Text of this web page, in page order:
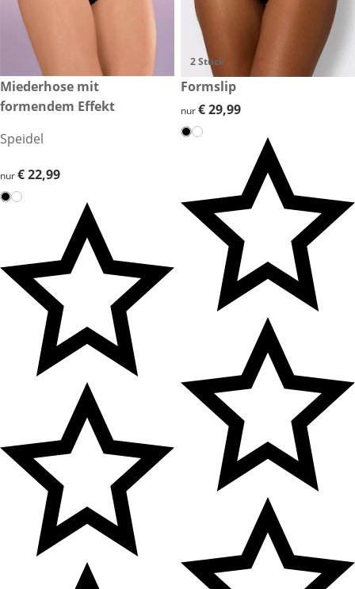
€ 22,99
Miederhose mit
formendem Effekt
Speidel
€ 22,99
nur€ 22,99
2 Stück
€ 29,99
Formslip
€ 29,99
nur€ 29,99